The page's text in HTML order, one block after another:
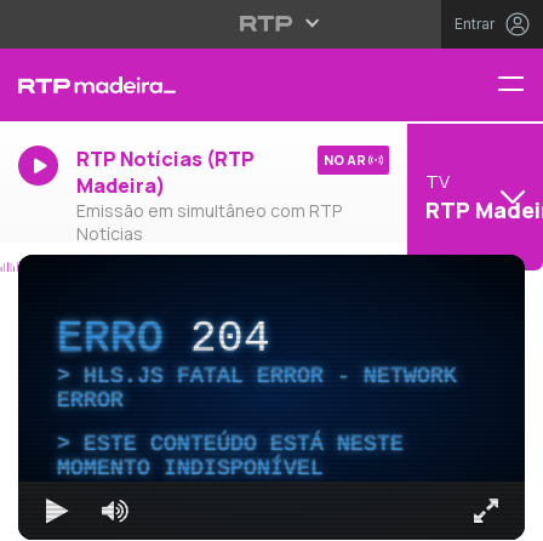
Entrar
RTP Notícias (RTP
Madeira)
Emissão em simultâneo com RTP
Notícias
NO AR
TV
RTP
ERRO204
HLS.JS FATAL ERROR - NETWORK
ERROR
ESTE CONTEÚDO ESTÁ NESTE
MOMENTO INDISPONÍVEL